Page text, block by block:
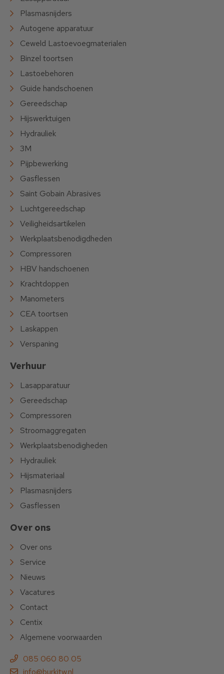
Plasmasnijders
Autogene apparatuur
Ceweld Lastoevoegmaterialen
Binzel toortsen
Lastoebehoren
Guide handschoenen
Gereedschap
Hijswerktuigen
Hydrauliek
3M
Pijpbewerking
Gasflessen
Saint Gobain Abrasives
Luchtgereedschap
Veiligheidsartikelen
Werkplaatsbenodigdheden
Compressoren
HBV handschoenen
Krachtdoppen
Manometers
CEA toortsen
Laskappen
Verspaning
Verhuur
Lasapparatuur
Gereedschap
Compressoren
Stroomaggregaten
Werkplaatsbenodigheden
Hydrauliek
Hijsmateriaal
Plasmasnijders
Gasflessen
Over ons
Over ons
Service
Nieuws
Vacatures
Contact
Centix
Algemene voorwaarden
085 060 80 05
info@burkitw.nl